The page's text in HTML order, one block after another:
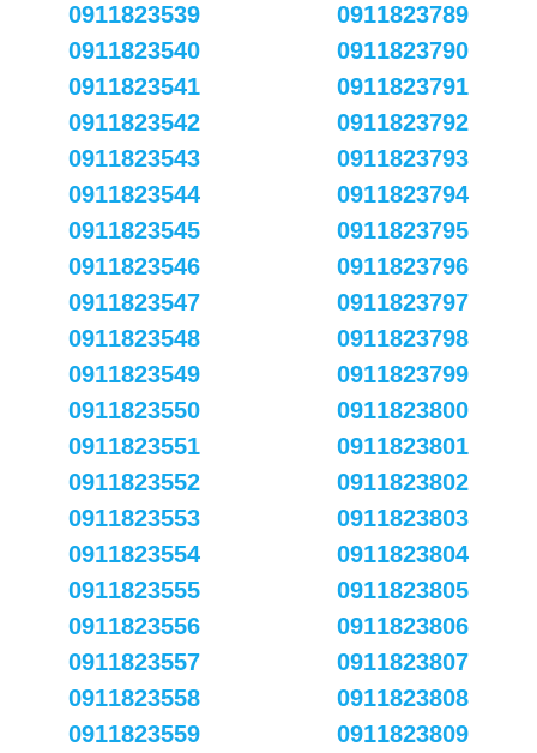
0911823539
0911823540
0911823541
0911823542
0911823543
0911823544
0911823545
0911823546
0911823547
0911823548
0911823549
0911823550
0911823551
0911823552
0911823553
0911823554
0911823555
0911823556
0911823557
0911823558
0911823559
0911823789
0911823790
0911823791
0911823792
0911823793
0911823794
0911823795
0911823796
0911823797
0911823798
0911823799
0911823800
0911823801
0911823802
0911823803
0911823804
0911823805
0911823806
0911823807
0911823808
0911823809